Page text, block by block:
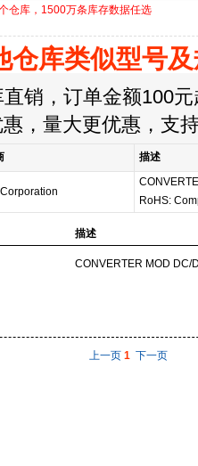
仓库，1500万条库存数据任选
仓库类似型号
销，订单金额100元
，量大更优惠，支
描述
RoHS:
描述
CONVERTER MOD DC/
上一页 1 下一页